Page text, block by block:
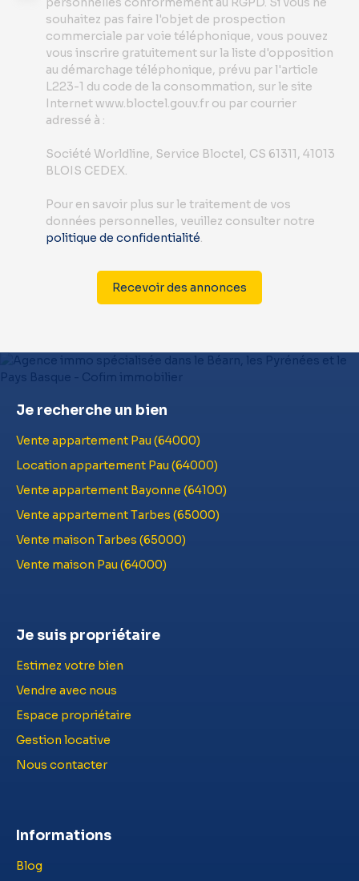
souhaitez pas faire l'objet de prospection
commerciale par voie téléphonique, vous pouvez
vous inscrire gratuitement sur la liste d'opposition
au démarchage téléphonique, prévu par l'article
L223-1 du code de la consommation, sur le site
Internet www.bloctel.gouv.fr ou par courrier
adressé à :
Société Worldline, Service Bloctel, CS 61311, 41013
BLOIS CEDEX.
Pour en savoir plus sur le traitement de vos
données personnelles, veuillez consulter notre
politique de confidentialité.
Recevoir des annonces
Je recherche un bien
Vente appartement Pau (64000)
Location appartement Pau (64000)
Vente appartement Bayonne (64100)
Vente appartement Tarbes (65000)
Vente maison Tarbes (65000)
Vente maison Pau (64000)
Je suis propriétaire
Estimez votre bien
Vendre avec nous
Espace propriétaire
Gestion locative
Nous contacter
Informations
Blog